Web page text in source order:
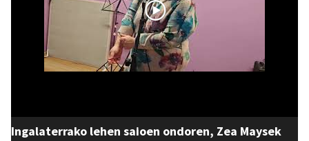
Ingalaterrako lehen saioen ondoren, Zea Maysek